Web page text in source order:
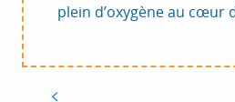
plein d’oxygène au cœur
SAINTE-
Promenade paradisiaque